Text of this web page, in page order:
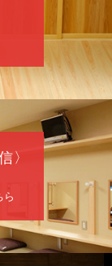
／けんたと
喬／桂米二
／渡辺あきら
（※…配信は
〉
ら